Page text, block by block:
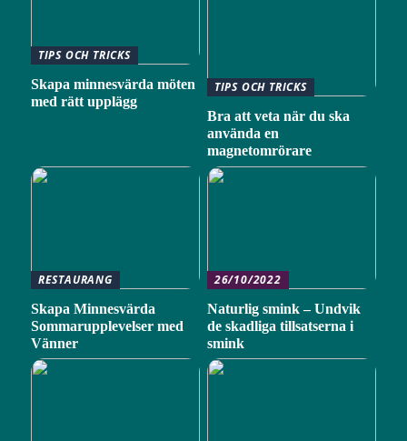
TIPS OCH TRICKS
Skapa minnesvärda möten
med rätt upplägg
TIPS OCH TRICKS
Bra att veta när du ska
använda en
magnetomrörare
RESTAURANG
Skapa Minnesvärda
Sommarupplevelser med
Vänner
26/10/2022
Naturlig smink – Undvik
de skadliga tillsatserna i
smink